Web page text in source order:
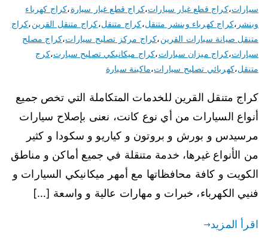
سيارات،كراج قطع غيار سيارات،كراج قطع غيار سيارة،كراج كهرباء
وبنشر ،كراج كهرباء وبنشر متنقل،كراج متنقل،كراج متنقل القرين،كراج
متنقل صيانة سيارات القرين،كراج مركز تصليح سيارات،كراج مصلح
سيارات،كراج ميزان سيارات،كراج ميكانيكي تصليح سيارت،كرج
متنقل،كهربائي تصليح سيارات،ماكينة سيارة
كراج متنقل القرين للخدمات المتكاملة التي تخص جميع
أنواع السيارات من أي نوع كانت، نعنى بإصلاح سيارات
مرسيدس و بورش و بروتون و كياريو و سكودا و كثير
من الأنواع غيرها، خدمة متنقلة في جميع أماكن و مناطق
الكويت و كافة محافظاتها مع أمهر ميكانيكي السيارات و
فنيي الكهرباء، خبرات و مهارات عالية و واسعة […]
اقرأ المزيد